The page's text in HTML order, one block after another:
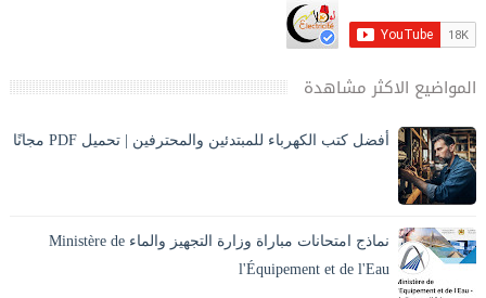
المواضيع الاكثر مشاهدة
أفضل كتب الكهرباء للمبتدئين والمحترفين | تحميل PDF مجانًا
نماذج امتحانات مباراة وزارة التجهيز والماء Ministère de
l'Équipement et de l'Eau